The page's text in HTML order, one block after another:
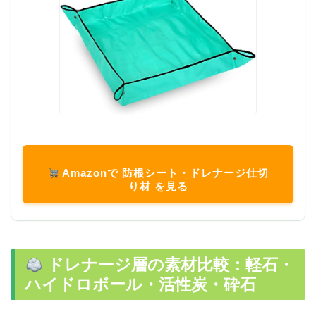
Amazonで 防根シート・ドレナージ仕切
り材 を見る
ドレナージ層の素材比較：軽石・
ハイドロボール・活性炭・砕石